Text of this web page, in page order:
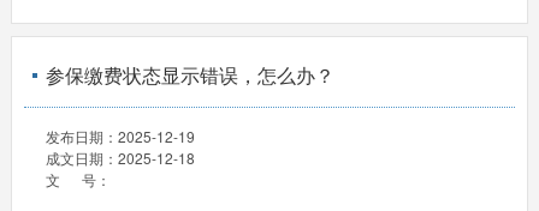
参保缴费状态显示错误，怎么办？
发布日期： 2025-12-19
成文日期： 2025-12-18
文 号：